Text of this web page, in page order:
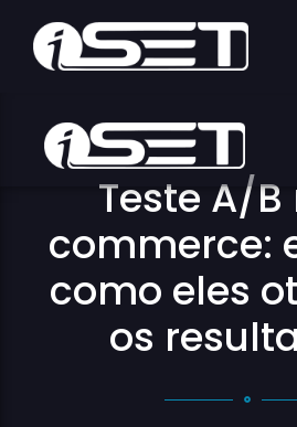
Teste A/
commerce:
como eles
os